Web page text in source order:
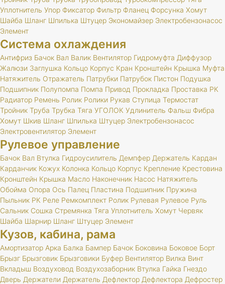
Уплотнитель Упор Фиксатор Фильтр Фланец Форсунка Хомут
Шайба Шланг Шпилька Штуцер Экономайзер Электробензонасос
Элемент
Система охлаждения
Антифриз Бачок Вал Валик Вентилятор Гидромуфта Диффузор
Жалюзи Заглушка Кольцо Корпус Кран Кронштейн Крышка Муфта
Натяжитель Отражатель Патрубки Патрубок Пистон Подушка
Подшипник Полупомпа Помпа Привод Прокладка Проставка РК
Радиатор Ремень Ролик Ролики Рукав Ступица Термостат
Тройник Труба Трубка Тяга УГОЛОК Удлинитель Фальш Фибра
Хомут Шкив Шланг Шпилька Штуцер Электробензонасос
Электровентилятор Элемент
Рулевое управление
Бачок Вал Втулка Гидроусилитель Демпфер Держатель Кардан
Карданчик Кожух Колонка Кольцо Корпус Крепление Крестовина
Кронштейн Крышка Масло Наконечник Насос Натяжитель
Обойма Опора Ось Палец Пластина Подшипник Пружина
Пыльник РК Реле Ремкомплект Ролик Рулевая Рулевое Руль
Сальник Сошка Стремянка Тяга Уплотнитель Хомут Червяк
Шайба Шарнир Шланг Штуцер Элемент
Кузов, кабина, рама
Амортизатор Арка Балка Бампер Бачок Боковина Боковое Борт
Брызг Брызговик Брызговики Буфер Вентилятор Вилка Винт
Вкладыш Воздуховод Воздухозаборник Втулка Гайка Гнездо
Дверь Держатели Держатель Дефлектор Дефлектора Дефростер